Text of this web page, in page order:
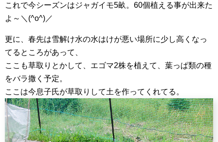
これで今シーズンはジャガイモ5畝。60個植える事が出来た
よ～＼(^o^)／
更に、春先は雪解け水の水はけが悪い場所に少し高くなっ
てるところがあって、
ここも草取りとかして、エゴマ2株を植えて、葉っぱ類の種
をバラ撒く予定。
ここは今息子氏が草取りして土を作ってくれてる。